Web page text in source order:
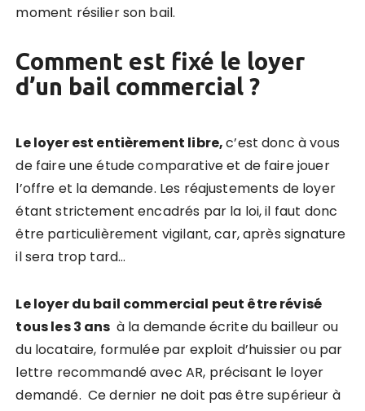
moment résilier son bail.
Comment est fixé le loyer
d’un bail commercial ?
Le loyer est entièrement libre,c’est donc à vous
de faire une étude comparative et de faire jouer
l’offre et la demande. Les réajustements de loyer
étant strictement encadrés par la loi, il faut donc
être particulièrement vigilant, car, après signature
il sera trop tard…
Le loyer du bail commercial peut être révisé
tous les 3 ans à la demande écrite du bailleur ou
du locataire, formulée par exploit d’huissier ou par
lettre recommandé avec AR, précisant le loyer
demandé. Ce dernier ne doit pas être supérieur à